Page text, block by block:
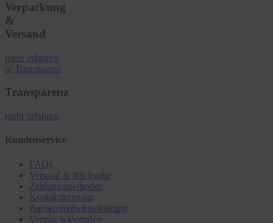
Verpackung
&
Versand
mehr erfahren
Transparenz
mehr erfahren
Kundenservice
FAQs
Versand & Rückgabe
Zahlungsmethoden
Kontaktformular
Barrierefreiheitserklärung
Vertrag widerrufen